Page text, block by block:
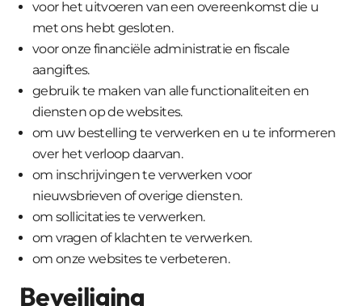
voor het uitvoeren van een overeenkomst die u
met ons hebt gesloten.
voor onze financiële administratie en fiscale
aangiftes.
gebruik te maken van alle functionaliteiten en
diensten op de websites.
om uw bestelling te verwerken en u te informeren
over het verloop daarvan.
om inschrijvingen te verwerken voor
nieuwsbrieven of overige diensten.
om sollicitaties te verwerken.
om vragen of klachten te verwerken.
om onze websites te verbeteren.
Beveiliging